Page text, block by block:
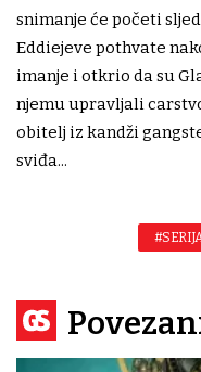
snimanje će početi
Eddiejeve pothvate
imanje i otkrio da su
njemu upravljali
obitelj iz kandži
sviđa...